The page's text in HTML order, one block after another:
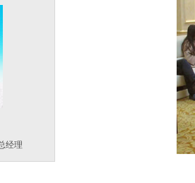
经理